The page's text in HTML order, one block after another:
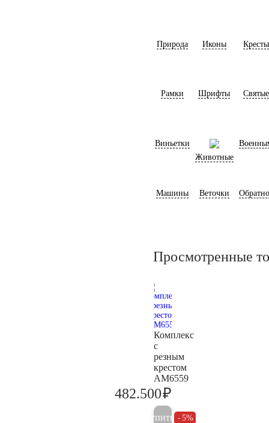
Природа Иконы Кресты
Рамки Шрифты Святые
Виньетки
Животные
Машины Веточки
Просмотренные
Комплекс
с
резным
крестом
AM6559
482.500₽
Купить 5%